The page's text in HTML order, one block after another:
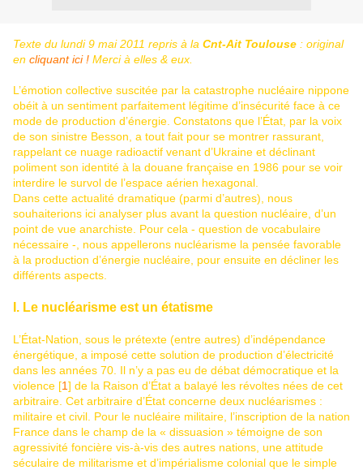
Texte du lundi 9 mai 2011 repris à la Cnt-Ait Toulouse : original
en cliquant ici ! Merci à elles & eux.
L’émotion collective suscitée par la catastrophe nucléaire nippone
obéit à un sentiment parfaitement légitime d’insécurité face à ce
mode de production d’énergie. Constatons que l’État, par la voix
de son sinistre Besson, a tout fait pour se montrer rassurant,
rappelant ce nuage radioactif venant d’Ukraine et déclinant
poliment son identité à la douane française en 1986 pour se voir
interdire le survol de l’espace aérien hexagonal.
Dans cette actualité dramatique (parmi d’autres), nous
souhaiterions ici analyser plus avant la question nucléaire, d’un
point de vue anarchiste. Pour cela - question de vocabulaire
nécessaire -, nous appellerons nucléarisme la pensée favorable
à la production d’énergie nucléaire, pour ensuite en décliner les
différents aspects.
I. Le nucléarisme est un étatisme
L’État-Nation, sous le prétexte (entre autres) d’indépendance
énergétique, a imposé cette solution de production d’électricité
dans les années 70. Il n’y a pas eu de débat démocratique et la
violence [1] de la Raison d’État a balayé les révoltes nées de cet
arbitraire. Cet arbitraire d’État concerne deux nucléarismes :
militaire et civil. Pour le nucléaire militaire, l’inscription de la nation
France dans le champ de la « dissuasion » témoigne de son
agressivité foncière vis-à-vis des autres nations, une attitude
séculaire de militarisme et d’impérialisme colonial que le simple